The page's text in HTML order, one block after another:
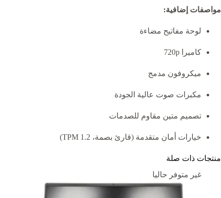
مواصفات إضافية:
لوحة مفاتيح مضاءة
كاميرا 720p
ميكروفون مدمج
مكبرات صوت عالية الجودة
تصميم متين مقاوم للصدمات
خيارات أمان متقدمة (قارئ بصمة، TPM 1.2)
منتجات ذات صلة
غير متوفر حاليا